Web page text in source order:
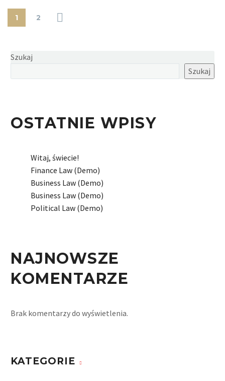
1 2
Szukaj
Szukaj
OSTATNIE WPISY
Witaj, świecie!
Finance Law (Demo)
Business Law (Demo)
Business Law (Demo)
Political Law (Demo)
NAJNOWSZE
KOMENTARZE
Brak komentarzy do wyświetlenia.
KATEGORIE